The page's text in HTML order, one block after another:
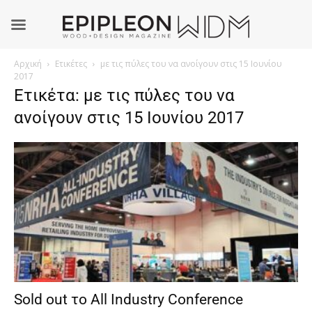
Αρχική Ετικέτες
με τις πύλες του να ανοίγουν στις 15 Ιουνίου
2017
Ετικέτα: με τις πύλες του να
ανοίγουν στις 15 Ιουνίου 2017
Sold out το All Industry Conference